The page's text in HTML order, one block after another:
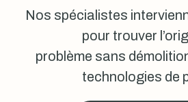
Nos spécialistes
pour trouver
problème sans
technologies de